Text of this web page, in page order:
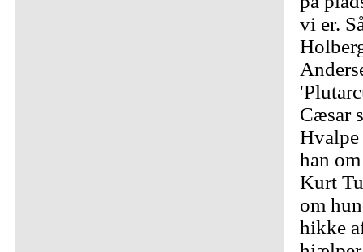
vi er.
Cæsar
Hvalpe
han
Kurt
om
hikke